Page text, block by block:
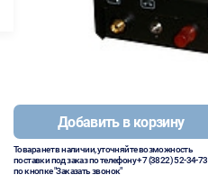
Добавить в корзину
Товара нет в наличии, уточняйте возможность
поставки под заказ по телефону+7 (3822) 52-34-73
по кнопке "Заказать звонок"